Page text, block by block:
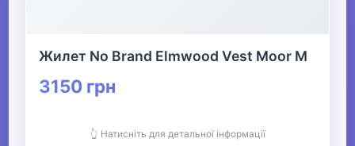
Жилет No Brand Elmwood Vest Moor M
3150 грн
👆 Натисніть для детальної інформації